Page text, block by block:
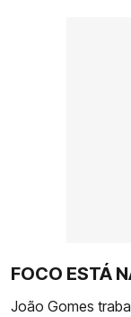
FOCO ESTÁ
João Gomes